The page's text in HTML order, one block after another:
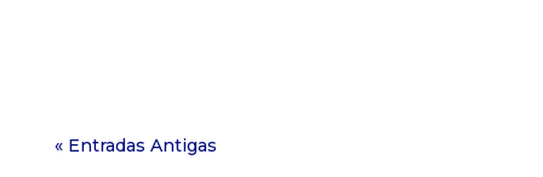
« Entradas Antigas